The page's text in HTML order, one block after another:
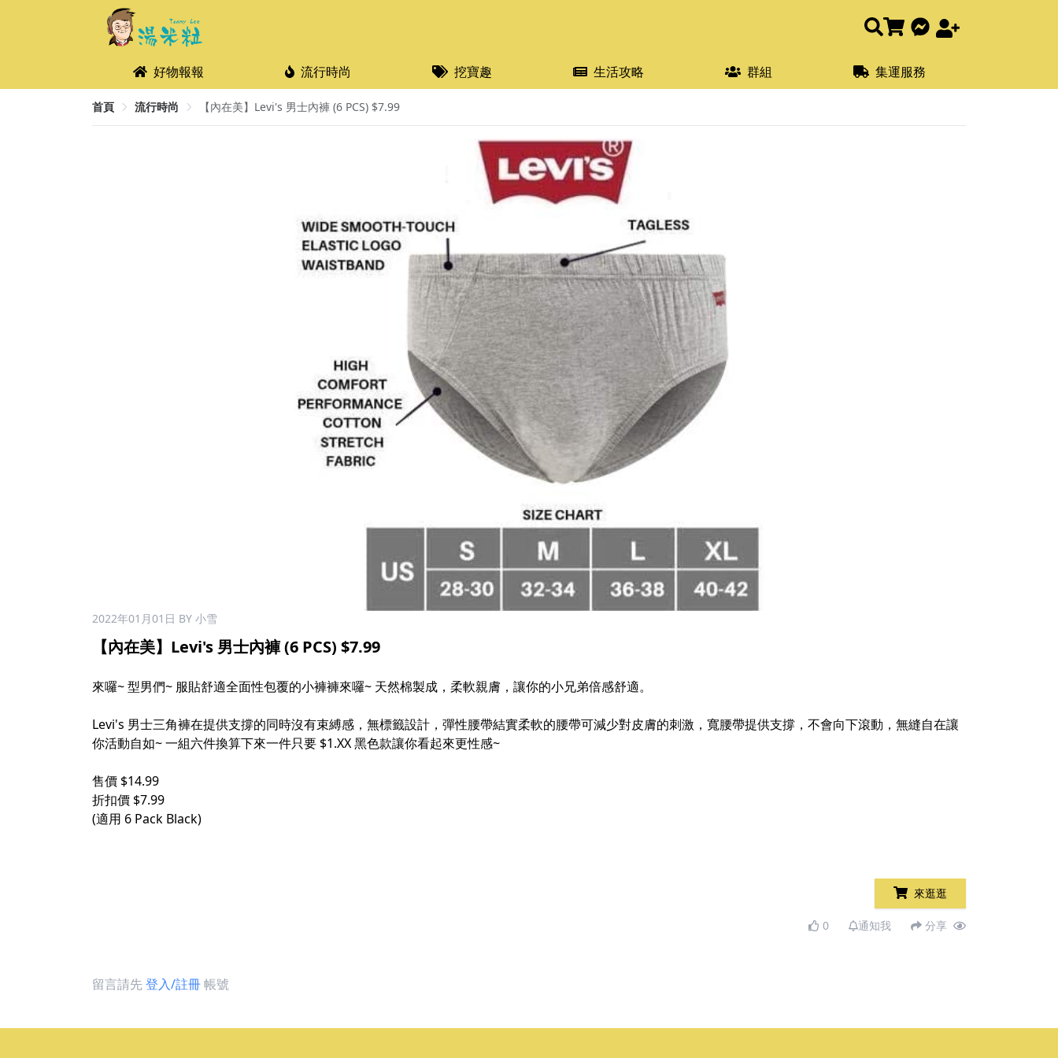
好物報報 流行時尚 挖寶趣 生活攻略 群組 集運服務
首頁 流行時尚 【內在美】Levi's 男士內褲 (6 PCS) $7.99
2022年01月01日 BY 小雪
【內在美】Levi's 男士內褲 (6 PCS) $7.99
來囉~ 型男們~ 服貼舒適全面性包覆的小褲褲來囉~ 天然棉製成，柔軟親膚，讓你的小兄弟倍感舒適。
Levi's 男士三角褲在提供支撐的同時沒有束縛感，無標籤設計，彈性腰帶結實柔軟的腰帶可減少對皮膚的刺激，寬腰帶提供支撐，不會向下滾動，無縫自在讓
你活動自如~ 一組六件換算下來一件只要 $1.XX 黑色款讓你看起來更性感~
售價 $14.99
折扣價 $7.99
(適用 6 Pack Black)
來逛逛
0 通知我 分享
留言請先登入/註冊帳號